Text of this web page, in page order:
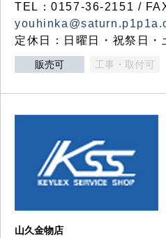
TEL：0157-36-2151 /
定休日：日曜日・祝祭日・
販売可 工事・取付可
山久金物店